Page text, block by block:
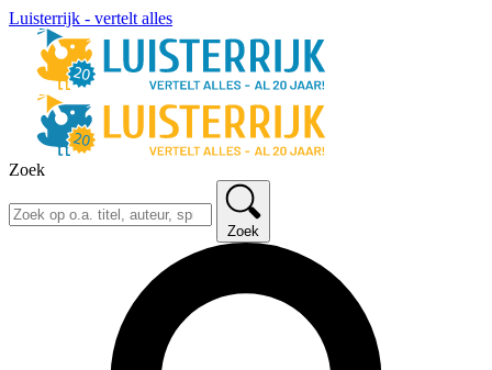
Luisterrijk - vertelt alles
Zoek
Zoek